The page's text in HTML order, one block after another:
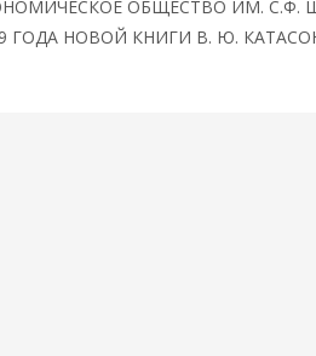
ОБЩЕСТВО ИМ. С.Ф.
ГОДА НОВОЙ КНИГИ В. Ю.